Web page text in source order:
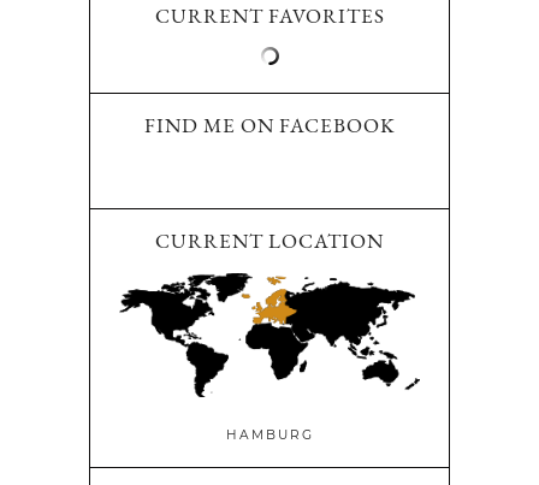
CURRENT FAVORITES
FIND ME ON FACEBOOK
CURRENT LOCATION
HAMBURG